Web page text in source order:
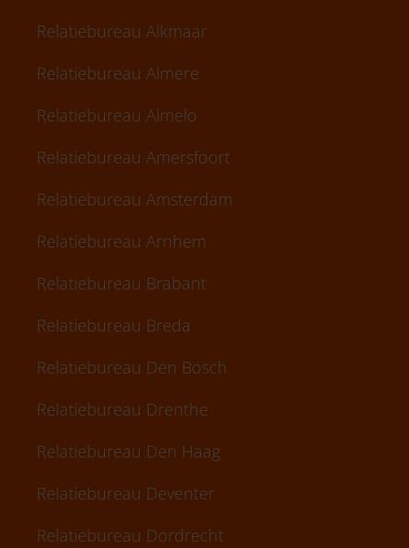
Relatiebureau Alkmaar
Relatiebureau Almere
Relatiebureau Almelo
Relatiebureau Amersfoort
Relatiebureau Amsterdam
Relatiebureau Arnhem
Relatiebureau Brabant
Relatiebureau Breda
Relatiebureau Den Bosch
Relatiebureau Drenthe
Relatiebureau Den Haag
Relatiebureau Deventer
Relatiebureau Dordrecht